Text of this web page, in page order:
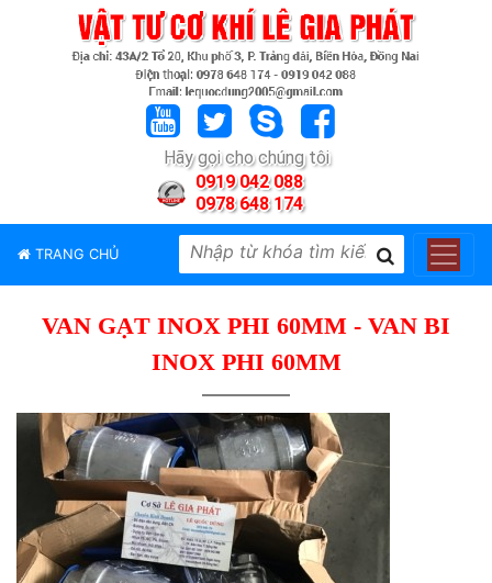
Hãy gọi cho chúng tôi
0919 042 088
0978 648 174
TRANG CHỦ
PHẨM
HIỆU
VAN GẠT INOX PHI 60MM - VAN BI
INOX PHI 60MM